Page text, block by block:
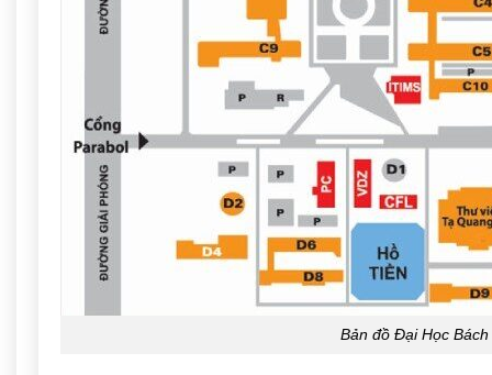
Bản đồ Đại Học